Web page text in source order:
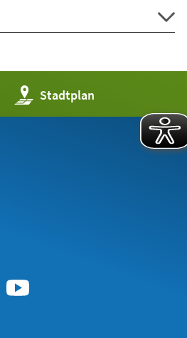
Stadtplan
(Öffnet
in
einem